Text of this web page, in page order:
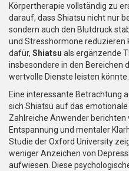
Körpertherapie vollständig zu
darauf, dass Shiatsu nicht nur
sondern auch den Blutdruck
und Stresshormone reduzieren
dafür, Shiatsu als ergänzende
insbesondere in den Bereichen
wertvolle Dienste leisten könnte.
Eine interessante Betrachtung
sich Shiatsu auf das
Zahlreiche Anwender
Entspannung und mentaler
Studie der Oxford University
weniger Anzeichen von
aufwiesen. Diese